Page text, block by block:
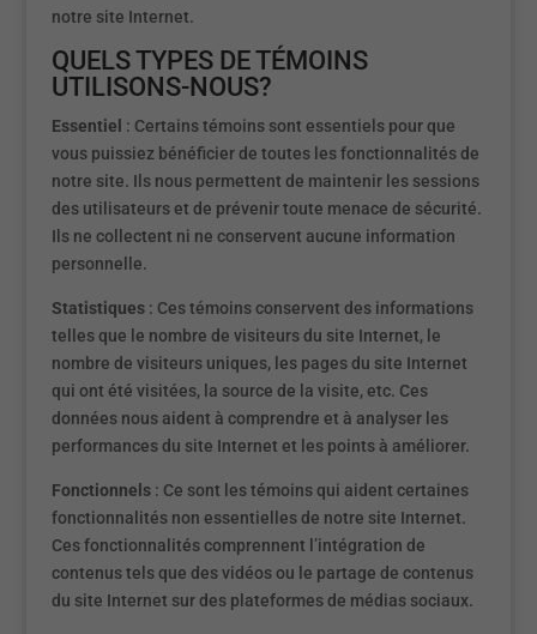
notre site Internet.
QUELS TYPES DE TÉMOINS
UTILISONS-NOUS?
Essentiel : Certains témoins sont essentiels pour que
vous puissiez bénéficier de toutes les fonctionnalités de
notre site. Ils nous permettent de maintenir les sessions
des utilisateurs et de prévenir toute menace de sécurité.
Ils ne collectent ni ne conservent aucune information
personnelle.
Statistiques: Ces témoins conservent des informations
telles que le nombre de visiteurs du site Internet, le
nombre de visiteurs uniques, les pages du site Internet
qui ont été visitées, la source de la visite, etc. Ces
données nous aident à comprendre et à analyser les
performances du site Internet et les points à améliorer.
Fonctionnels: Ce sont les témoins qui aident certaines
fonctionnalités non essentielles de notre site Internet.
Ces fonctionnalités comprennent l’intégration de
contenus tels que des vidéos ou le partage de contenus
du site Internet sur des plateformes de médias sociaux.